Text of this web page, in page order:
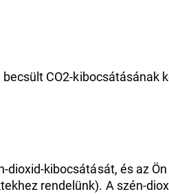
CO2-kibocsátásának
kibocsátását, és az
rendelünk). A szén-